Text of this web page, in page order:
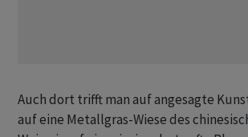
Auch dort trifft man auf angesagte
auf eine Metallgras-Wiese des